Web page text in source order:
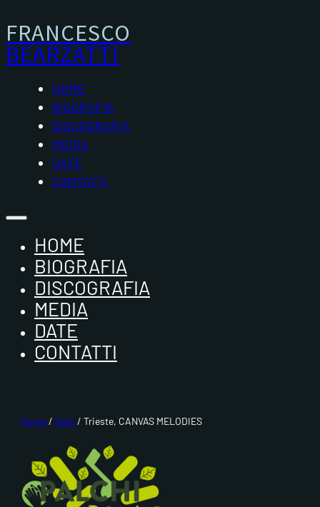
FRANCESCO
BEARZATTI
HOME
BIOGRAFIA
DISCOGRAFIA
MEDIA
DATE
CONTATTI
HOME
BIOGRAFIA
DISCOGRAFIA
MEDIA
DATE
CONTATTI
Home/ Date/ Trieste, CANVAS MELODIES